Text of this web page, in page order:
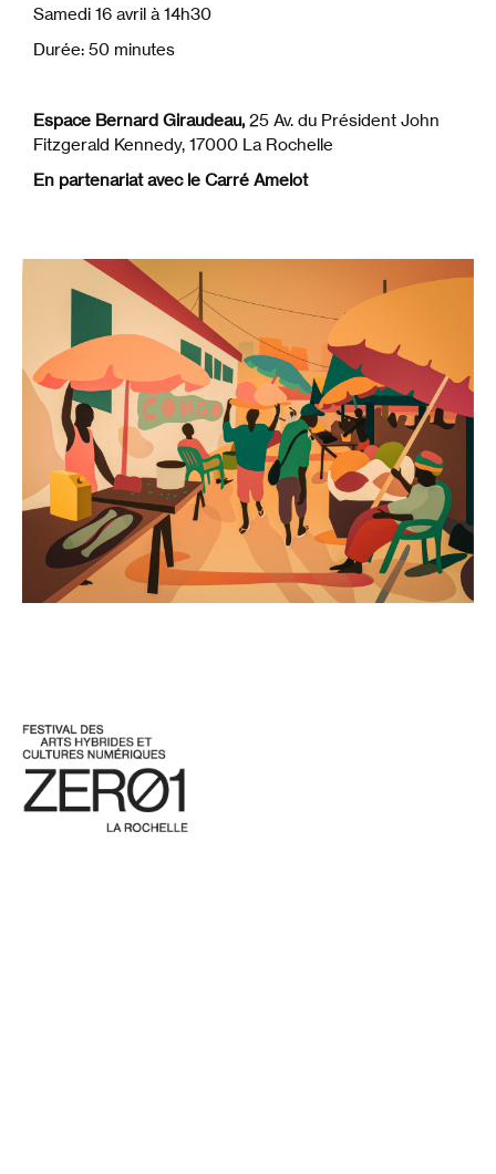
Samedi 16 avril à 14h30
Durée: 50 minutes
Espace Bernard Giraudeau, 25 Av. du Président John
Fitzgerald Kennedy, 17000 La Rochelle
En partenariat avec le Carré Amelot